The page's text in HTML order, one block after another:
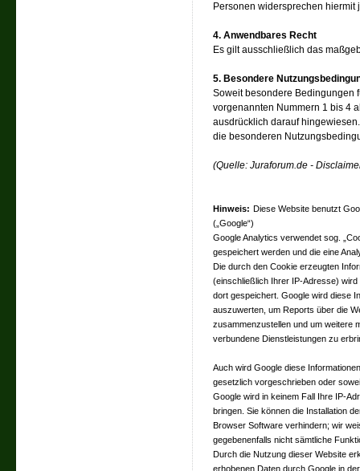
Personen widersprechen
4. Anwendbares Recht
Es gilt ausschließlich das
5. Besondere
Soweit besondere Bedingungen
vorgenannten Nummern 1 bis 4
ausdrücklich darauf
die besonderen
(Quelle: Juraforum.de -
Hinweis: Diese Website benutzt
(„Google“)
Google Analytics verwendet sog.
gespeichert werden und die eine
Die durch den Cookie erzeugten
(einschließlich Ihrer IP-Adresse)
dort gespeichert. Google wird diese
auszuwerten, um Reports über die
zusammenzustellen und um weitere
verbundene Dienstleistungen zu
Auch wird Google diese
gesetzlich vorgeschrieben oder
Google wird in keinem Fall Ihre IP-
bringen. Sie können die Installation
Browser Software verhindern; wir
gegebenenfalls nicht sämtliche
Durch die Nutzung dieser Website
erhobenen Daten durch Google in